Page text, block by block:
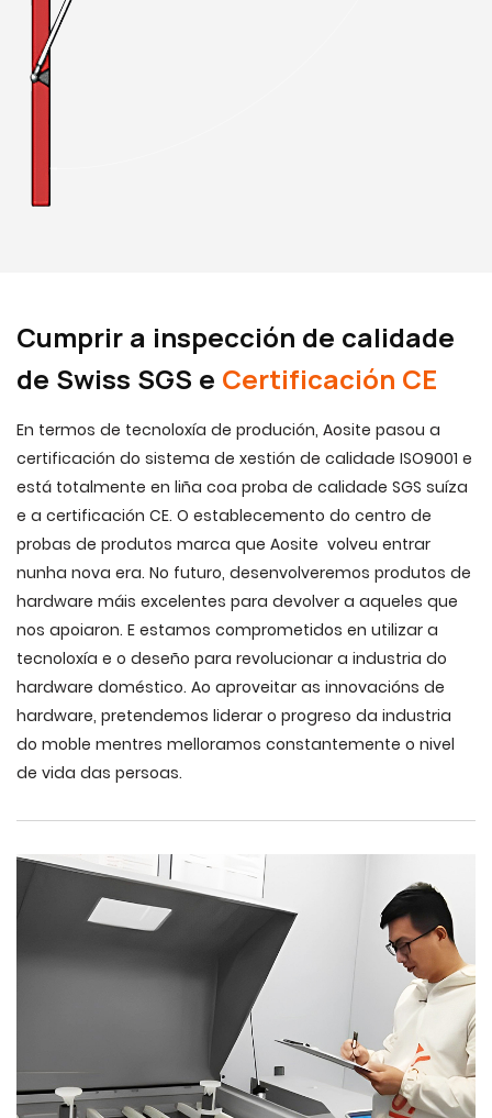
Cumprir a inspección de calidade
de Swiss SGS e Certificación CE
En termos de tecnoloxía de produción, Aosite pasou a
certificación do sistema de xestión de calidade ISO9001 e
está totalmente en liña coa proba de calidade SGS suíza
e a certificación CE. O establecemento do centro de
probas de produtos marca que Aosite volveu entrar
nunha nova era. No futuro, desenvolveremos produtos de
hardware máis excelentes para devolver a aqueles que
nos apoiaron. E estamos comprometidos en utilizar a
tecnoloxía e o deseño para revolucionar a industria do
hardware doméstico. Ao aproveitar as innovacións de
hardware, pretendemos liderar o progreso da industria
do moble mentres melloramos constantemente o nivel
de vida das persoas.